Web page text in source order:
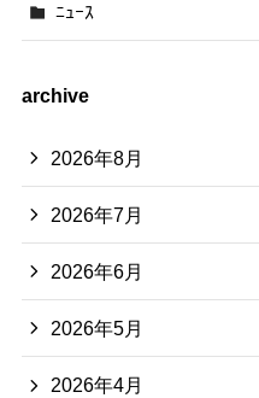
ﾆｭｰｽ
archive
2026年8月
2026年7月
2026年6月
2026年5月
2026年4月